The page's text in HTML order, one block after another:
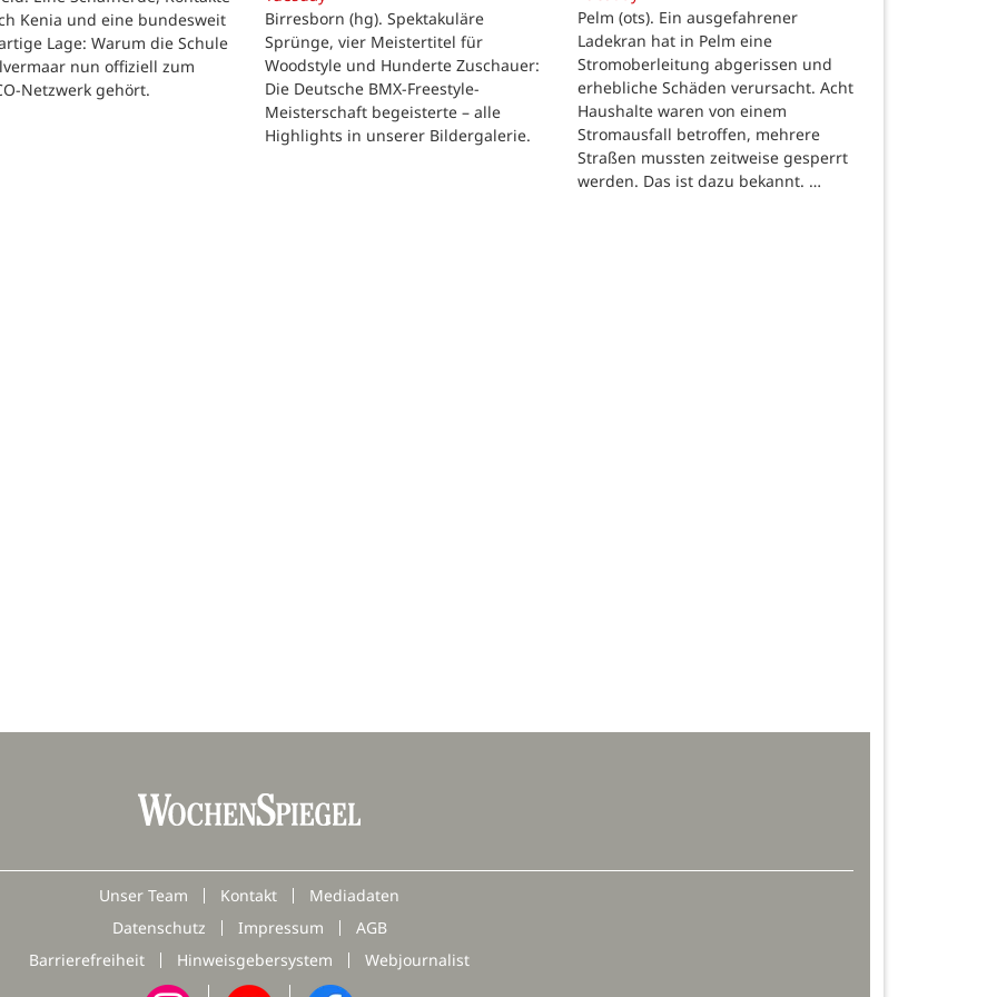
Kenia und eine bundesweit
Lage: Warum die Schule
nun offiziell zum
Netzwerk gehört.
Birresborn (hg). Spektakuläre
Sprünge, vier Meistertitel für
Woodstyle und Hunderte Zuschauer:
Die Deutsche BMX-Freestyle-
Meisterschaft begeisterte – alle
Highlights in unserer Bildergalerie.
Pelm (ots). Ein ausgefahrener
Ladekran hat in Pelm eine
Stromoberleitung abgerissen und
erhebliche Schäden verursacht. Acht
Haushalte waren von einem
Stromausfall betroffen, mehrere
Straßen mussten zeitweise gesperrt
werden. Das ist dazu bekannt. …
Unser Team Kontakt
Mediadaten
Datenschutz
Impressum
AGB
Barrierefreiheit
Hinweisgebersystem Webjournalist